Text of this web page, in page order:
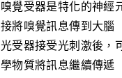
嗅覺受器是特化的神經
接將嗅覺訊息傳到大腦
光受器接受光刺激後，
學物質將訊息繼續傳遞